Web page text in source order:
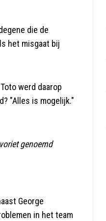
die de
het misgaat bij
werd daarop
"Alles is mogelijk."
genoemd
George
in het team